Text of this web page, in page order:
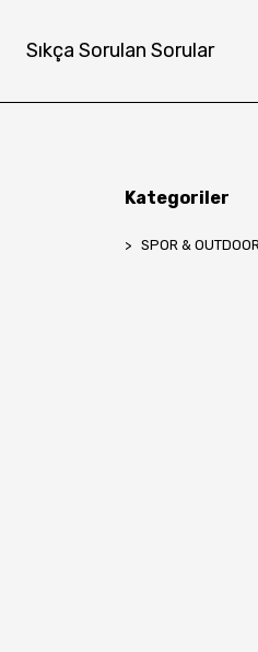
Sıkça Sorulan Sorular
Kategoriler
SPOR &